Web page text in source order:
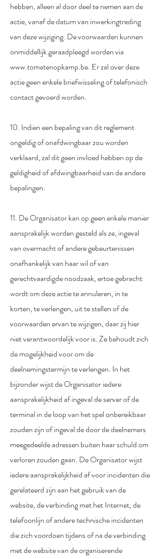
hebben, alleen al door deel te nemen aan de
actie, vanaf de datum van inwerkingtreding
van deze wijziging. De voorwaarden kunnen
onmiddellijk geraadpleegd worden via
www.tomatenopkamp.be. Er zal over deze
actie geen enkele briefwisseling of telefonisch
contact gevoerd worden.
10. Indien een bepaling van dit reglement
ongeldig of onafdwingbaar zou worden
verklaard, zal dit geen invloed hebben op de
geldigheid of afdwingbaarheid van de andere
bepalingen.
11. De Organisator kan op geen enkele manier
aansprakelijk worden gesteld als ze, ingeval
van overmacht of andere gebeurtenissen
onafhankelijk van haar wil of van
gerechtvaardigde noodzaak, ertoe gebracht
wordt om deze actie te annuleren, in te
korten, te verlengen, uit te stellen of de
voorwaarden ervan te wijzigen, daar zij hier
niet verantwoordelijk voor is. Ze behoudt zich
de mogelijkheid voor om de
deelnemingstermijn te verlengen. In het
bijzonder wijst de Organisator iedere
aansprakelijkheid af ingeval de server of de
terminal in de loop van het spel onbereikbaar
zouden zijn of ingeval de door de deelnemers
meegedeelde adressen buiten haar schuld om
verloren zouden gaan. De Organisator wijst
iedere aansprakelijkheid af voor incidenten die
gerelateerd zijn aan het gebruik van de
website, de verbinding met het Internet, de
telefoonlijn of andere technische incidenten
die zich voordoen tijdens of na de verbinding
met de website van de organiserende